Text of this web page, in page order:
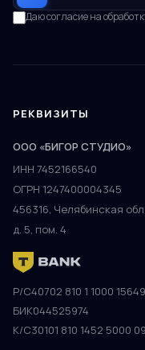
Даю согласие на
РЕКВИЗИТЫ
ООО «БИГОР СТУДИО»
ИНН 7452166540
ОГРН 1247400004345
456316, Челябинская
д. 5, пом. 4
Р/С40702 810 1 1000
БИК044525974
К/С30101 810 1452 5000